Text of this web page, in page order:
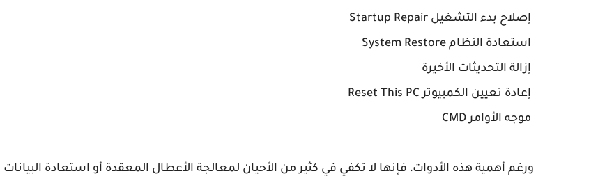
إصلاح بدء التشغيل Startup Repair
استعادة النظام System Restore
إزالة التحديثات الأخيرة
إعادة تعيين الكمبيوتر Reset This PC
موجه الأوامر CMD
ورغم أهمية هذه الأدوات، فإنها لا تكفي في كثير من الأحيان لمعالجة الأعطال المعقدة أو استعادة البيانات